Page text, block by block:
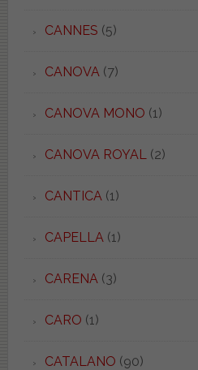
CANNES (5)
CANOVA(7)
CANOVA MONO (1)
CANOVA ROYAL(2)
CANTICA(1)
CAPELLA(1)
CARENA(3)
CARO (1)
CATALANO (90)